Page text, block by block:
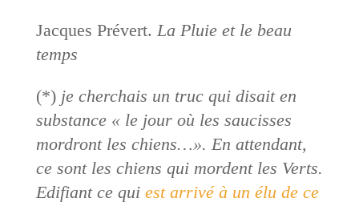
Jacques Prévert. La Pluie et le beau
temps
(*)je cherchais un truc qui disait en
substance « le jour où les saucisses
mordront les chiens…». En attendant,
ce sont les chiens qui mordent les Verts.
Edifiant ce qui est arrivé à un élu de ce